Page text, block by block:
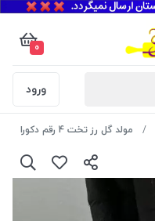
0
ورود
مولد گل رز تخت 4 رقم دکورا